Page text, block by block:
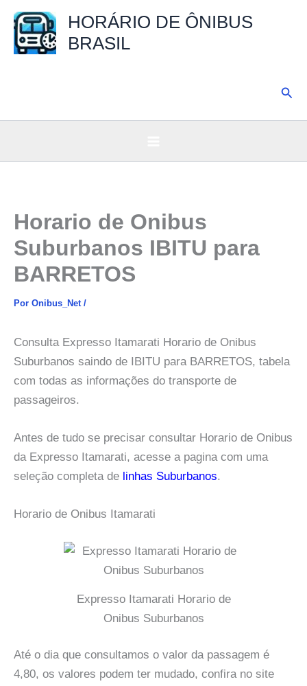
para
HORÁRIO DE ÔNIBUS
BRASIL
Horario de Onibus
Suburbanos IBITU para
BARRETOS
Por Onibus_Net /
Consulta Expresso Itamarati Horario de Onibus
Suburbanos saindo de IBITU para BARRETOS, tabela
com todas as informações do transporte de
passageiros.
Antes de tudo se precisar consultar Horario de Onibus
da Expresso Itamarati, acesse a pagina com uma
seleção completa de linhas Suburbanos.
Horario de Onibus Itamarati
Expresso Itamarati Horario de
Onibus Suburbanos
Até o dia que consultamos o valor da passagem é
4,80, os valores podem ter mudado, confira no site